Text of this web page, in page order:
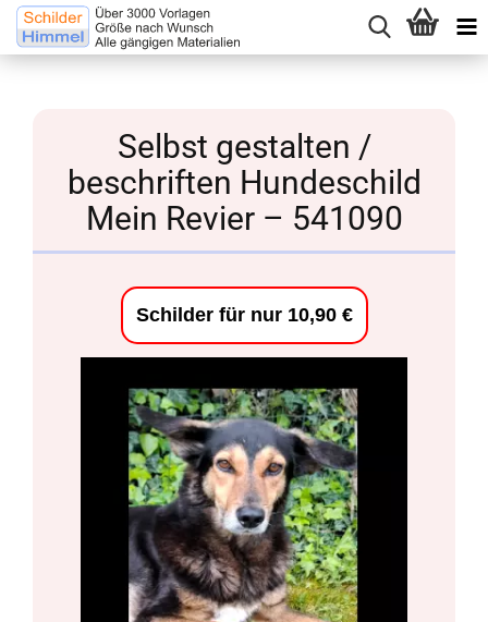
Selbst gestalten /
beschriften Hundeschild
Mein Revier – 541090
Schilder für nur 10,90 €